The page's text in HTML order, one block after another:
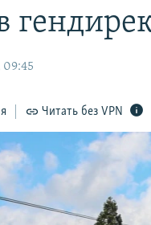
09:45
Читать без VPN